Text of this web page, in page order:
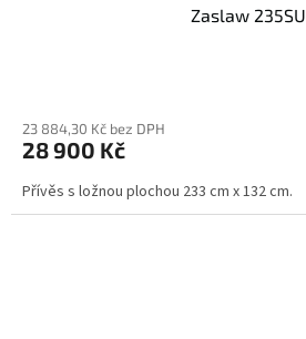
Zaslaw 235SU
23 884,30 Kč bez DPH
28 900 Kč
Přívěs s ložnou plochou 233 cm x 132 cm.